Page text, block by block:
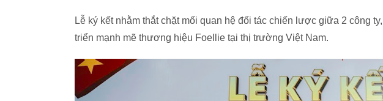
Lễ ký kết nhằm thắt chặt mối quan hệ đối tác chiến lược giữa 2 công
triển mạnh mẽ thương hiệu Foellie tại thị trường Việt Nam.